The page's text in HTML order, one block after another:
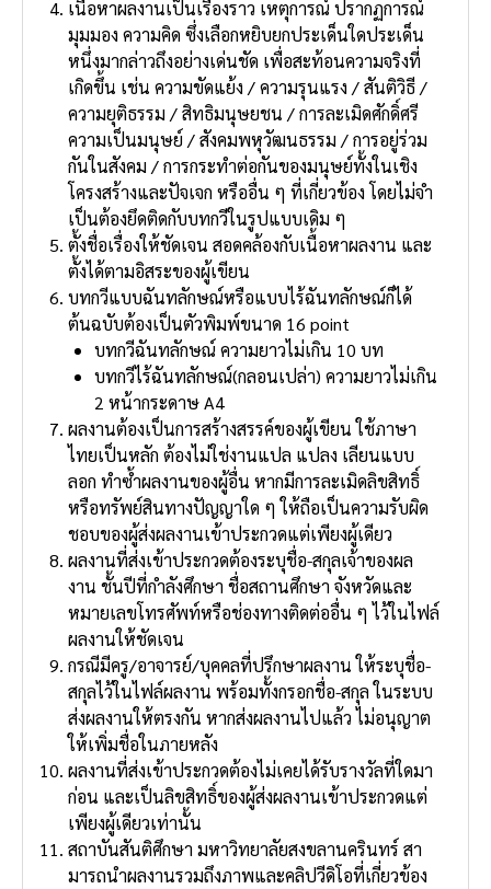
เนื้อหาผลงานเป็นเรื่องราว เหตุการณ์ ปรากฏการณ์
มุมมอง ความคิด ซึ่งเลือกหยิบยกประเด็นใดประเด็น
หนึ่งมากล่าวถึงอย่างเด่นชัด เพื่อสะท้อนความจริงที่
เกิดขึ้น เช่น ความขัดแย้ง / ความรุนแรง / สันติวิธี /
ความยุติธรรม / สิทธิมนุษยชน / การละเมิดศักดิ์ศรี
ความเป็นมนุษย์ / สังคมพหุวัฒนธรรม / การอยู่ร่วม
กันในสังคม / การกระทําต่อกันของมนุษย์ทั้งในเชิง
โครงสร้างและปัจเจก หรืออื่น ๆ ที่เกี่ยวข้อง โดยไม่จํา
เป็นต้องยึดติดกับบทกวีในรูปแบบเดิม ๆ
ตั้งชื่อเรื่องให้ชัดเจน สอดคล้องกับเนื้อหาผลงาน และ
ตั้งได้ตามอิสระของผู้เขียน
บทกวีแบบฉันทลักษณ์หรือแบบไร้ฉันทลักษณ์ก็ได้
ต้นฉบับต้องเป็นตัวพิมพ์ขนาด 16 point
บทกวีฉันทลักษณ์ ความยาวไม่เกิน 10 บท
บทกวีไร้ฉันทลักษณ์(กลอนเปล่า) ความยาวไม่เกิน
2 หน้ากระดาษ A4
ผลงานต้องเป็นการสร้างสรรค์ของผู้เขียน ใช้ภาษา
ไทยเป็นหลัก ต้องไม่ใช่งานแปล แปลง เลียนแบบ
ลอก ทําซ้ําผลงานของผู้อื่น หากมีการละเมิดลิขสิทธิ์
หรือทรัพย์สินทางปัญญาใด ๆ ให้ถือเป็นความรับผิด
ชอบของผู้ส่งผลงานเข้าประกวดแต่เพียงผู้เดียว
ผลงานที่ส่งเข้าประกวดต้องระบุชื่อ-สกุลเจ้าของผล
งาน ชั้นปีที่กําลังศึกษา ชื่อสถานศึกษา จังหวัดและ
หมายเลขโทรศัพท์หรือช่องทางติดต่ออื่น ๆ ไว้ในไฟล์
ผลงานให้ชัดเจน
กรณีมีครู/อาจารย์/บุคคลที่ปรึกษาผลงาน ให้ระบุชื่อ-
สกุลไว้ในไฟล์ผลงาน พร้อมทั้งกรอกชื่อ-สกุล ในระบบ
ส่งผลงานให้ตรงกัน หากส่งผลงานไปแล้ว ไม่อนุญาต
ให้เพิ่มชื่อในภายหลัง
ผลงานที่ส่งเข้าประกวดต้องไม่เคยได้รับรางวัลที่ใดมา
ก่อน และเป็นลิขสิทธิ์ของผู้ส่งผลงานเข้าประกวดแต่
เพียงผู้เดียวเท่านั้น
สถาบันสันติศึกษา มหาวิทยาลัยสงขลานครินทร์ สา
มารถนําผลงานรวมถึงภาพและคลิปวีดิโอที่เกี่ยวข้อง